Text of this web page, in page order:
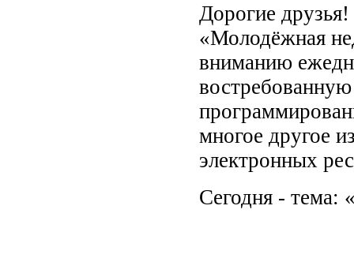
Дорогие
«Молодёжная
вниманию
многое другое
электронных
Сегодня - тема: